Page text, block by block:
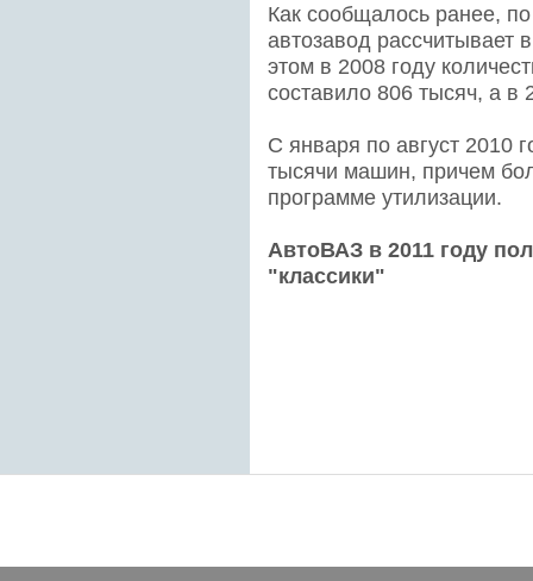
Как сообщалось ранее,
автозавод рассчитывает
этом в 2008 году
составило 806 тысяч, а в
С января по август 2010
тысячи машин, причем
программе утилизации.
АвтоВАЗ в 2011 году
"классики"